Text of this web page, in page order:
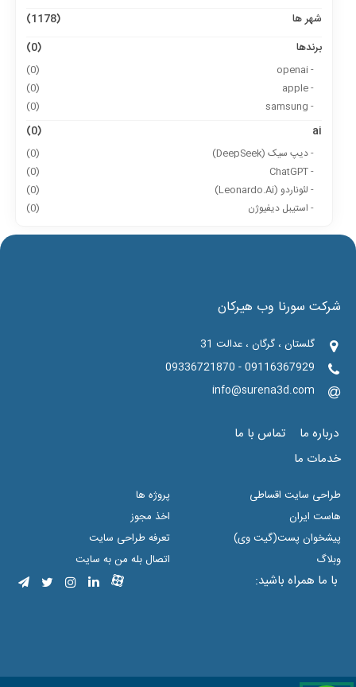
شهر ها
(1178)
برندها
(0)
- openai
(0)
- apple
(0)
- samsung
(0)
ai
(0)
- دیپ سیک (DeepSeek)
(0)
- ChatGPT
(0)
- لئوناردو (Leonardo.Ai)
(0)
- استیبل دیفیوژن
(0)
شرکت سورنا وب هیرکان
گلستان ، گرگان ، عدالت 31
09116367929 - 09336721870
info@surena3d.com
درباره ما
تماس با ما
خدمات ما
طراحی سایت اقساطی
پروژه ها
هاست ایران
اخذ مجوز
پیشخوان پست(گیت وی)
تعرفه طراحی سایت
وبلاگ
اتصال بله من به سایت
با ما همراه باشید: